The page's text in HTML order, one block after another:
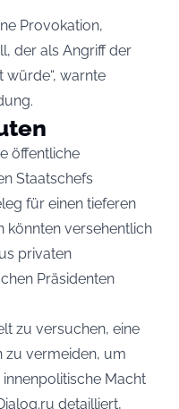
Provokation,
der als Angriff der
würde“, warnte
öffentliche
Staatschefs
für einen tieferen
könnten versehentlich
privaten
Präsidenten
zu versuchen, eine
zu vermeiden, um
Macht
detailliert,